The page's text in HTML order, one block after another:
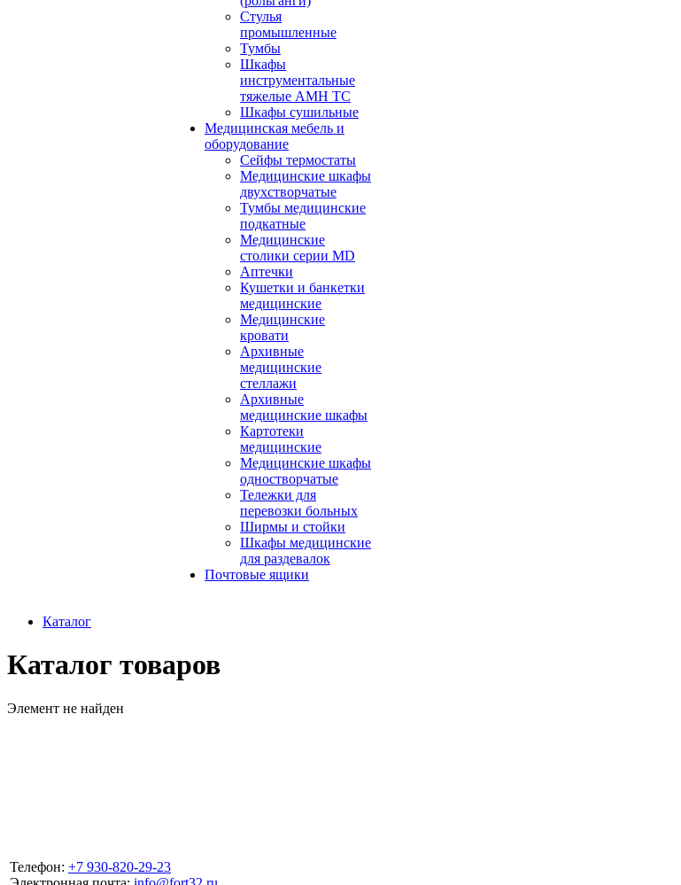
Стулья
промышленные
Тумбы
Шкафы
инструментальные
тяжелые АМН ТС
Шкафы сушильные
Медицинская мебель и
оборудование
Сейфы термостаты
Медицинские шкафы
двухстворчатые
Тумбы медицинские
подкатные
Медицинские
столики серии MD
Аптечки
Кушетки и банкетки
медицинские
Медицинские
кровати
Архивные
медицинские
стеллажи
Архивные
медицинские шкафы
Картотеки
медицинские
Медицинские шкафы
одностворчатые
Тележки для
перевозки больных
Ширмы и стойки
Шкафы медицинские
для раздевалок
Почтовые ящики
Каталог
Каталог товаров
Элемент не найден
Телефон: +7 930-820-29-23